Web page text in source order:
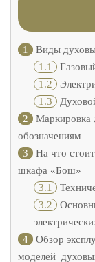
1
Виды
1.1
1.2
1.3
2
Маркировка
обозначениям
3
На что
шкафа «Бош»
3.1
3.2
4
Обзор
моделей